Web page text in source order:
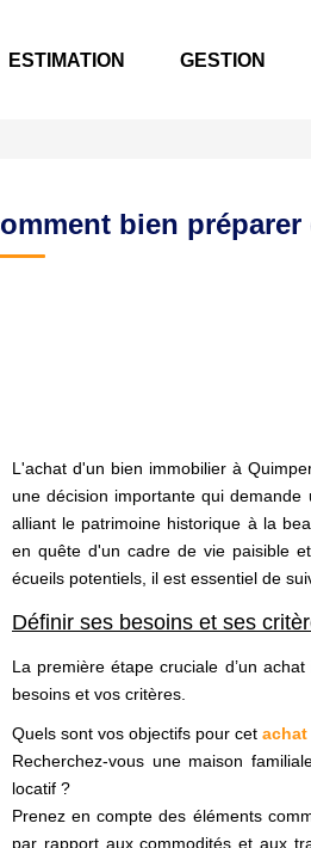
ESTIMATION GESTION
bien préparer
L'achat d'un bien immobilier à
une décision importante qui demande
alliant le patrimoine historique à la
en quête d'un cadre de vie paisible
écueils potentiels, il est essentiel de
Définir ses besoins et ses
La première étape cruciale d’un
besoins et vos critères.
Quels sont vos objectifs pour cet achat
Recherchez-vous une maison
locatif ?
Prenez en compte des éléments
par rapport aux commodités et aux